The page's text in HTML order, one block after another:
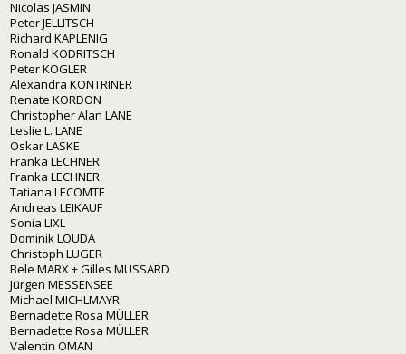
Nicolas JASMIN
Peter JELLITSCH
Richard KAPLENIG
Ronald KODRITSCH
Peter KOGLER
Alexandra KONTRINER
Renate KORDON
Christopher Alan LANE
Leslie L. LANE
Oskar LASKE
Franka LECHNER
Franka LECHNER
Tatiana LECOMTE
Andreas LEIKAUF
Sonia LIXL
Dominik LOUDA
Christoph LUGER
Bele MARX + Gilles MUSSARD
Jürgen MESSENSEE
Michael MICHLMAYR
Bernadette Rosa MÜLLER
Bernadette Rosa MÜLLER
Valentin OMAN